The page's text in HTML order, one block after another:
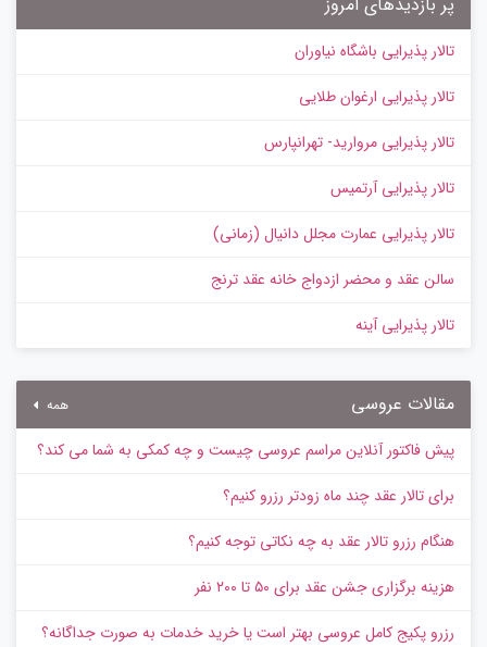
تالار پذیرایی باشگاه نیاوران
تالار پذیرایی ارغوان طلایی
تالار پذیرایی مروارید- تهرانپارس
تالار پذیرایی آرتمیس
تالار پذیرایی عمارت مجلل دانیال (زمانی)
سالن عقد و محضر ازدواج خانه عقد ترنج
تالار پذیرایی آینه
مقالات عروسی همه
پیش‌ فاکتور آنلاین مراسم عروسی چیست و چه کمکی به شما می کند؟
برای تالار عقد چند ماه زودتر رزرو کنیم؟
هنگام رزرو تالار عقد به چه نکاتی توجه کنیم؟
هزینه برگزاری جشن عقد برای ۵۰ تا ۲۰۰ نفر
رزرو پکیج کامل عروسی بهتر است یا خرید خدمات به‌ صورت جداگانه؟